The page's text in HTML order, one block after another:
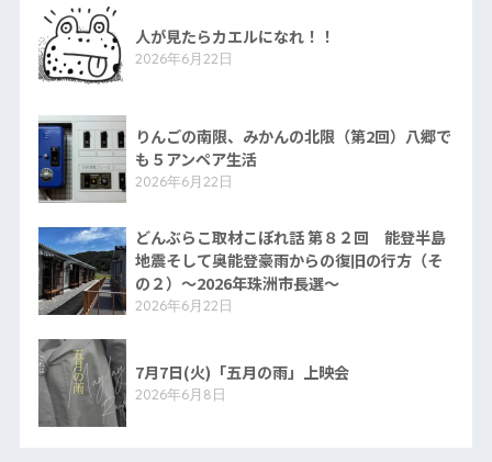
人が見たらカエルになれ！！
2026年6月22日
りんごの南限、みかんの北限（第2回）八郷で
も５アンペア生活
2026年6月22日
どんぶらこ取材こぼれ話 第８２回 能登半島
地震そして奥能登豪雨からの復旧の行方（そ
の２）〜2026年珠洲市長選〜
2026年6月22日
7月7日(火)「五月の雨」上映会
2026年6月8日